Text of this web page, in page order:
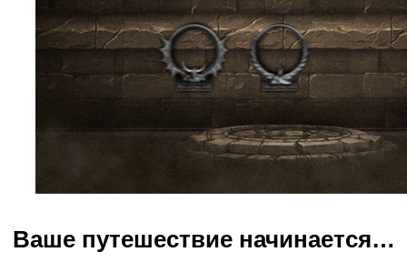
Ваше путешествие начинается…